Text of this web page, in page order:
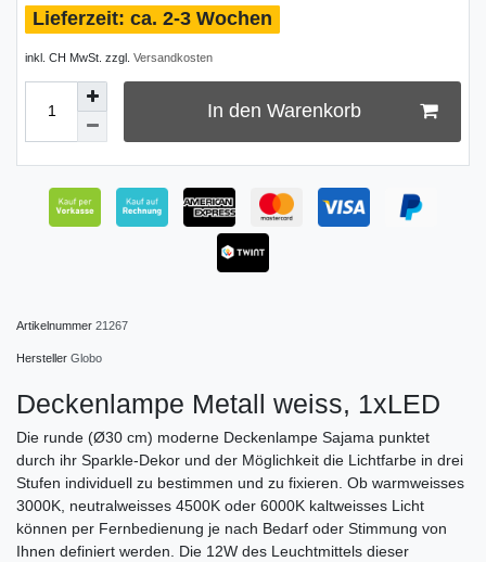
ca. 2-3 Wochen
inkl. CH MwSt. zzgl. Versandkosten
In den Warenkorb
Artikelnummer 21267
Hersteller Globo
Deckenlampe Metall weiss, 1xLED
Die runde (Ø30 cm) moderne Deckenlampe Sajama punktet
durch ihr Sparkle-Dekor und der Möglichkeit die Lichtfarbe in drei
Stufen individuell zu bestimmen und zu fixieren. Ob warmweisses
3000K, neutralweisses 4500K oder 6000K kaltweisses Licht
können per Fernbedienung je nach Bedarf oder Stimmung von
Ihnen definiert werden. Die 12W des Leuchtmittels dieser